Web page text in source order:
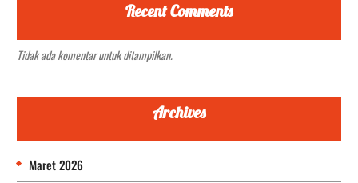
Recent Comments
Tidak ada komentar untuk ditampilkan.
Archives
Maret 2026